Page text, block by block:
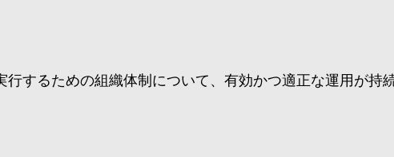
するための組織体制について、有効かつ適正な運用が持